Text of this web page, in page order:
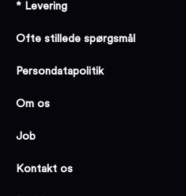
* Levering
Ofte stillede spørgsmål
Persondatapolitik
Om os
Job
Kontakt os